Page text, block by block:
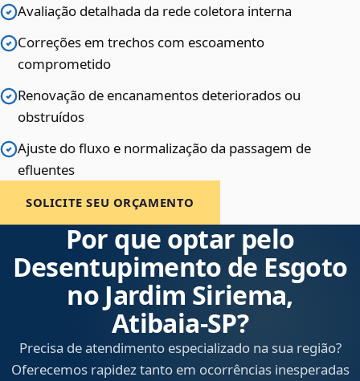
Avaliação detalhada da rede coletora interna
Correções em trechos com escoamento
comprometido
Renovação de encanamentos deteriorados ou
obstruídos
Ajuste do fluxo e normalização da passagem de
efluentes
SOLICITE SEU ORÇAMENTO
Por que optar pelo
Desentupimento de Esgoto
no Jardim Siriema,
Atibaia‑SP?
Precisa de atendimento especializado na sua região?
Oferecemos rapidez tanto em ocorrências inesperadas